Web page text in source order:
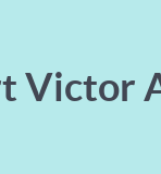
Victor